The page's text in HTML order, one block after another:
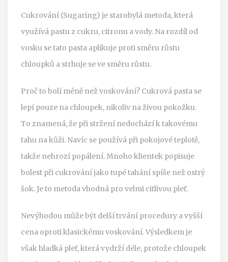
Cukrování (Sugaring) je starobylá metoda, která
využívá pastu z cukru, citronu a vody. Na rozdíl od
vosku se tato pasta aplikuje proti směru růstu
chloupků a strhuje se ve směru růstu.
Proč to bolí méně než voskování? Cukrová pasta se
lepí pouze na chloupek, nikoliv na živou pokožku.
To znamená, že při stržení nedochází k takovému
tahu na kůži. Navíc se používá při pokojové teplotě,
takže nehrozí popálení. Mnoho klientek popisuje
bolest při cukrování jako tupé tahání spíše než ostrý
šok. Je to metoda vhodná pro velmi citlivou pleť.
Nevýhodou může být delší trvání procedury a vyšší
cena oproti klasickému voskování. Výsledkem je
však hladká pleť, která vydrží déle, protože chloupek